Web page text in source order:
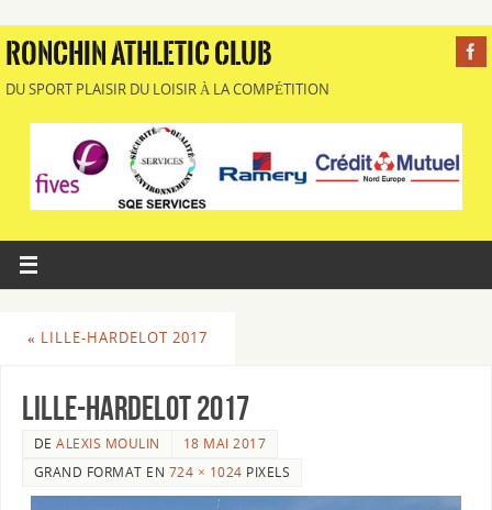
RONCHIN ATHLETIC CLUB
DU SPORT PLAISIR DU LOISIR À LA COMPÉTITION
« LILLE-HARDELOT 2017
Lille-Hardelot 2017
DEALEXIS MOULIN
18 MAI 2017
GRAND FORMAT EN 724 × 1024 PIXELS